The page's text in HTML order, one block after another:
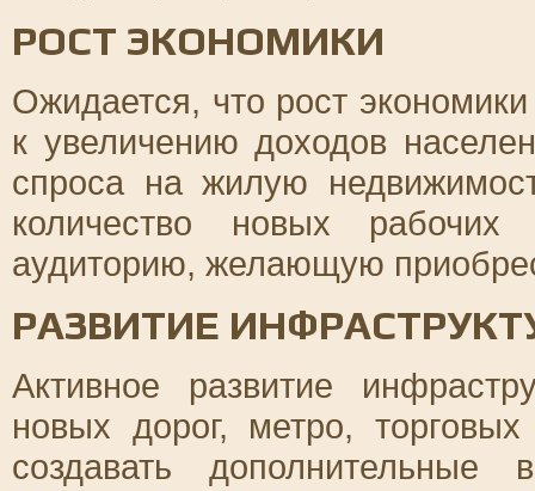
РОСТ ЭКОНОМИКИ
Ожидается, что рост
к увеличению доходов
спроса на жилую
количество новых
аудиторию, желающую
РАЗВИТИЕ
Активное развитие
новых дорог, метро,
создавать